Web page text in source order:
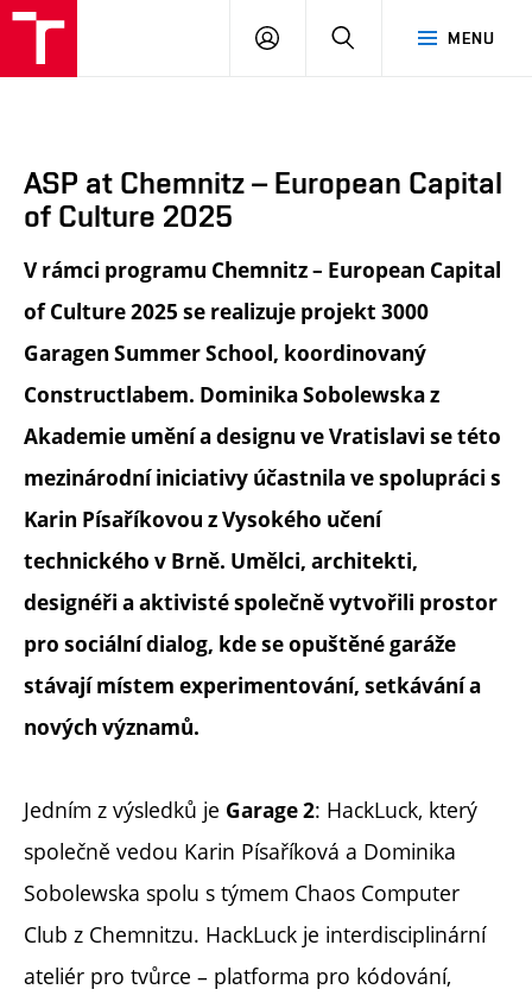
MENU
PŘIHLÁSIT
ASP at Chemnitz – European Capital
of Culture 2025
V rámci programu Chemnitz – European Capital
of Culture 2025 se realizuje projekt 3000
Garagen Summer School, koordinovaný
Constructlabem. Dominika Sobolewska z
Akademie umění a designu ve Vratislavi se této
mezinárodní iniciativy účastnila ve spolupráci s
Karin Písaříkovou z Vysokého učení
technického v Brně. Umělci, architekti,
designéři a aktivisté společně vytvořili prostor
pro sociální dialog, kde se opuštěné garáže
stávají místem experimentování, setkávání a
nových významů.
Jedním z výsledků je Garage 2: HackLuck, který
společně vedou Karin Písaříková a Dominika
Sobolewska spolu s týmem Chaos Computer
Club z Chemnitzu. HackLuck je interdisciplinární
ateliér pro tvůrce – platforma pro kódování,